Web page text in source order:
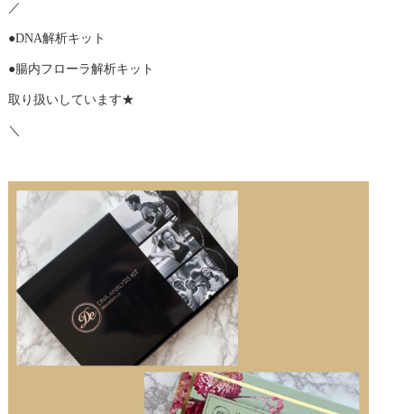
／
●DNA解析キット
●腸内フローラ解析キット
取り扱いしています★
＼